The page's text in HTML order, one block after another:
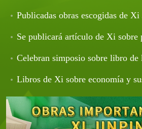
Publicadas obras escogidas de
Se publicará artículo de Xi sobre
Celebran simposio sobre libro
Libros de Xi sobre economía y